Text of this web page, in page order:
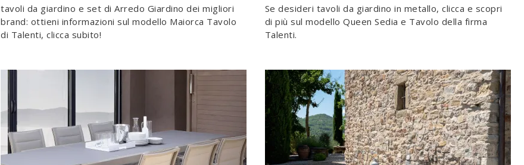
tavoli da giardino e set di Arredo Giardino dei migliori
brand: ottieni informazioni sul modello Maiorca Tavolo
di Talenti, clicca subito!
Se desideri tavoli da giardino in metallo, clicca e scopri
di più sul modello Queen Sedia e Tavolo della firma
Talenti.